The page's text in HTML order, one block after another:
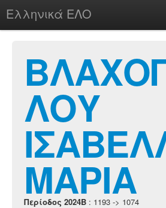
Ελληνικά ΕΛΟ
chesstu.be @ discord
LoginΛΟΥ
ΜΑΡΙΑ
Περίοδος 2024B : 1193 -> 1074